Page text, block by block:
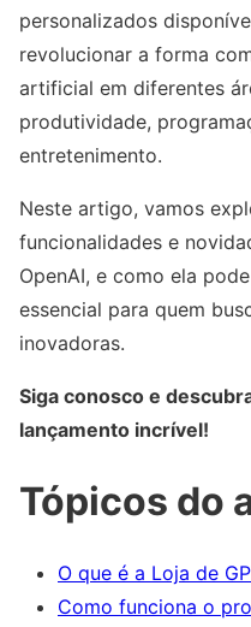
personalizados
revolucionar a forma
artificial em diferentes
produtividade,
entretenimento.
Neste artigo, vamos
funcionalidades e
OpenAI, e como ela
essencial para quem
inovadoras.
Siga conosco e
lançamento incrível!
Tópicos do
O que é a Loja de
Como funciona o